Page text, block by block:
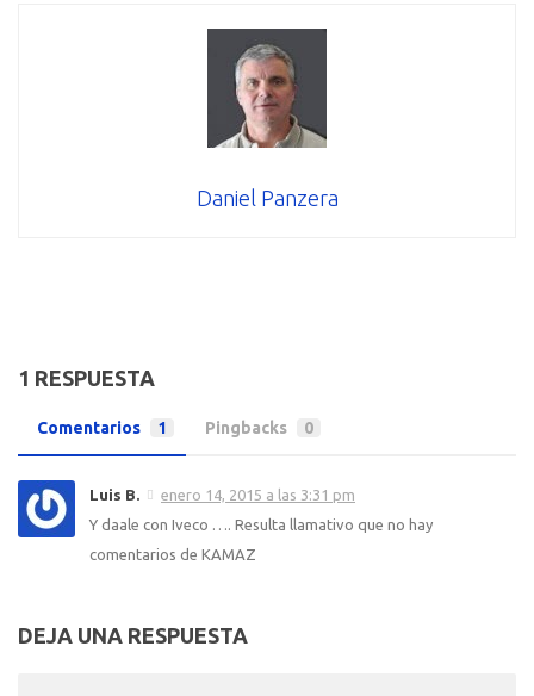
Daniel Panzera
1 RESPUESTA
Comentarios 1 Pingbacks 0
Luis B.
enero 14, 2015 a las 3:31 pm
Y daale con Iveco …. Resulta llamativo que no hay
comentarios de KAMAZ
DEJA UNA RESPUESTA